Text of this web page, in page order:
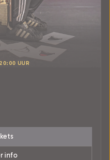
UUR
info